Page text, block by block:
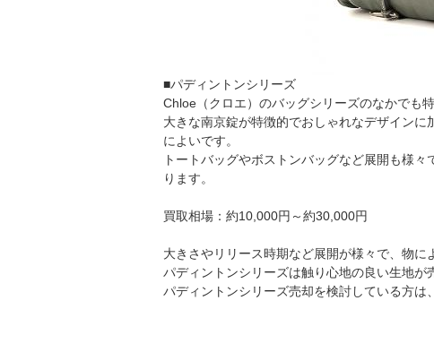
■パディントンシリーズ
Chloe（クロエ）のバッグシリーズのなかでも
大きな南京錠が特徴的でおしゃれなデザイン
によいです。
トートバッグやボストンバッグなど展開も様
ります。
買取相場：約10,000円～約30,000円
大きさやリリース時期など展開が様々で、物に
パディントンシリーズは触り心地の良い生地が
パディントンシリーズ売却を検討している方は